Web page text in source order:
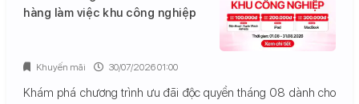
hàng làm việc khu công nghiệp
Khám phá chương trình ưu đãi độc quyền tháng 08 dành cho
Khuyến mãi 30/07/2026 01:00